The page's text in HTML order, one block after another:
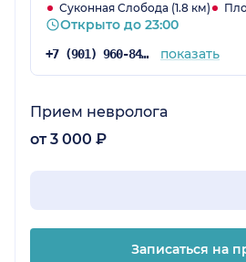
Суконная Слобода (1.8 км)
Открыто до 23:00
+7 (901) 960-84-69 показать
Прием невролога
от 3 000 ₽
Записаться на